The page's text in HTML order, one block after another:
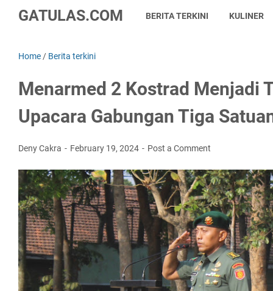
GATULAS.COM BERITA TERKINI KULINER
Home / Berita terkini
Menarmed 2 Kostrad Menjadi
Upacara Gabungan Tiga
Deny Cakra February 19, 2024 Post a Comment